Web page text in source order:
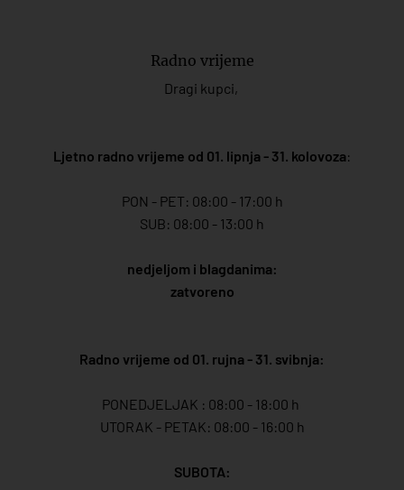
Radno vrijeme
Dragi kupci,
Ljetno radno vrijeme od 01. lipnja - 31. kolovoza:
PON - PET: 08:00 - 17:00 h
SUB: 08:00 - 13:00 h
nedjeljom i blagdanima:
zatvoreno
Radno vrijeme od 01. rujna - 31. svibnja:
PONEDJELJAK : 08:00 - 18:00 h
UTORAK - PETAK: 08:00 - 16:00 h
SUBOTA: